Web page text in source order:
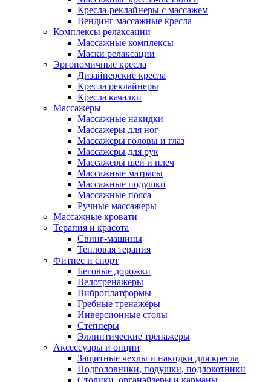
Кресла-реклайнеры с массажем
Вендинг массажные кресла
Комплексы релаксации
Массажные комплексы
Маски релаксации
Эргономичные кресла
Дизайнерские кресла
Кресла реклайнеры
Кресла качалки
Массажеры
Массажные накидки
Массажеры для ног
Массажеры головы и глаз
Массажеры для рук
Массажеры шеи и плеч
Массажные матрасы
Массажные подушки
Массажные пояса
Ручные массажеры
Массажные кровати
Терапия и красота
Свинг-машины
Тепловая терапия
Фитнес и спорт
Беговые дорожки
Велотренажеры
Виброплатформы
Гребные тренажеры
Инверсионные столы
Степперы
Эллиптические тренажеры
Аксессуары и опции
Защитные чехлы и накидки для кресла
Подголовники, подушки, подлокотники
Столики, органайзеры и карманы